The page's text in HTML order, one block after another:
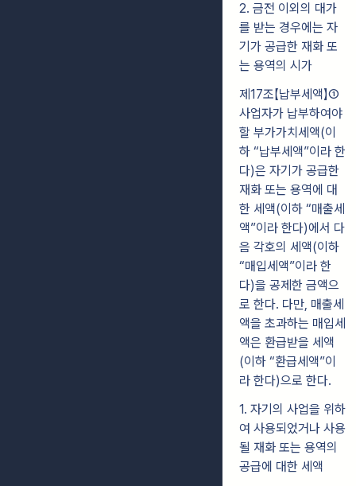
2. 금전 이외의 대가
를 받는 경우에는 자
기가 공급한 재화 또
는 용역의 시가
제17조【납부세액】①
사업자가 납부하여야
할 부가가치세액(이
하 “납부세액”이라 한
다)은 자기가 공급한
재화 또는 용역에 대
한 세액(이하 “매출세
액”이라 한다)에서 다
음 각호의 세액(이하
“매입세액”이라 한
다)을 공제한 금액으
로 한다. 다만, 매출세
액을 초과하는 매입세
액은 환급받을 세액
(이하 “환급세액”이
라 한다)으로 한다.
1. 자기의 사업을 위하
여 사용되었거나 사용
될 재화 또는 용역의
공급에 대한 세액